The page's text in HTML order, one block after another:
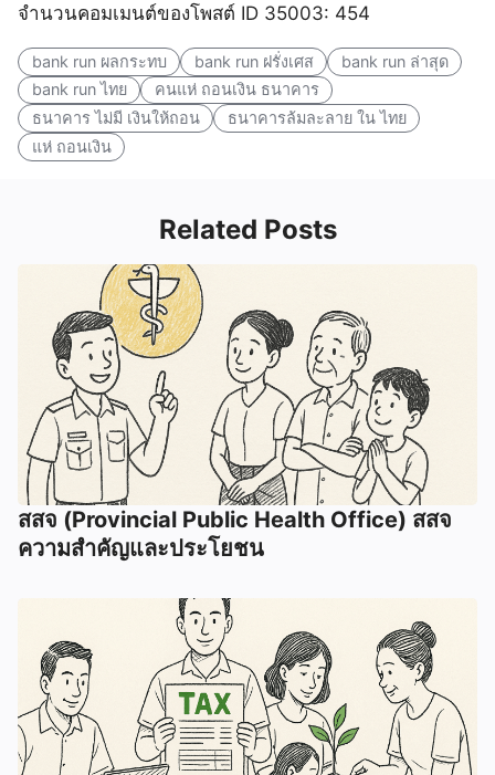
จำนวนคอมเมนต์ของโพสต์ ID 35003: 454
bank run ผลกระทบ bank run ฝรั่งเศส
bank run ล่าสุด
bank run ไทย
คนแห่ ถอนเงิน ธนาคาร
ธนาคาร ไม่มี เงินให้ถอน
ธนาคารล้มละลาย ใน ไทย
แห่ ถอนเงิน
Related Posts
สสจ (Provincial Public Health Office) สสจ
ความสำคัญและประโยชน